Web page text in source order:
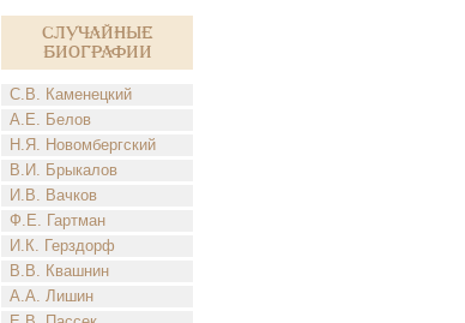
Случайные
биографии
С.В. Каменецкий
А.Е. Белов
Н.Я. Новомбергский
В.И. Брыкалов
И.В. Вачков
Ф.Е. Гартман
И.К. Герздорф
В.В. Квашнин
А.А. Лишин